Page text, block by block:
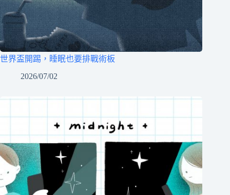
世界盃開踢，睡眠也要排戰術板
2026/07/02